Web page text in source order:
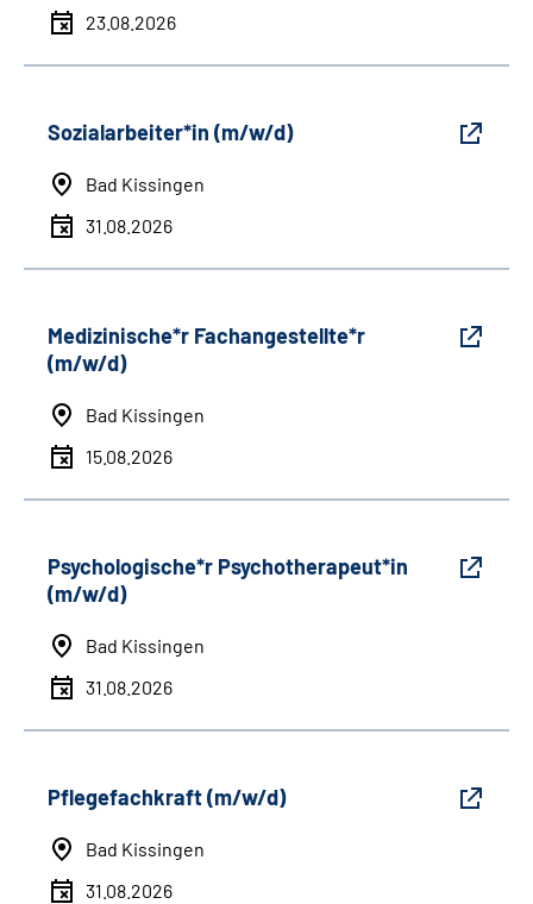
23.08.2026
Sozialarbeiter*in (m/w/d)
Bad Kissingen
31.08.2026
Medizinische*r Fachangestellte*r
(m/w/d)
Bad Kissingen
15.08.2026
Psychologische*r Psychotherapeut*in
(m/w/d)
Bad Kissingen
31.08.2026
Pflegefachkraft (m/w/d)
Bad Kissingen
31.08.2026